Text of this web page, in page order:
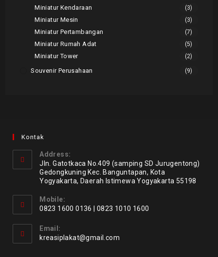
Miniatur Kendaraan (3)
Miniatur Mesin (3)
Miniatur Pertambangan (7)
Miniatur Rumah Adat (5)
Miniatur Tower (2)
Souvenir Perusahaan (9)
Kontak
Address:
Jln. Gatotkaca No.409 (samping SD Jurugentong)
Gedongkuning Kec. Banguntapan, Kota
Yogyakarta, Daerah Istimewa Yogyakarta 55198
Mobile:
0823 1600 0136 | 0823 1010 1600
Email:
kreasiplakat@gmail.com